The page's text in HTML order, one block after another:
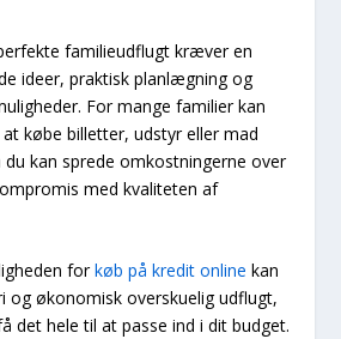
familieudflugt kræver en
ideer, praktisk planlægning og
For mange familier kan
købe billetter, udstyr eller mad
du kan sprede omkostningerne over
med kvaliteten af
forkøb på kredit online kan
og økonomisk overskuelig udflugt,
det hele til at passe ind i dit budget.